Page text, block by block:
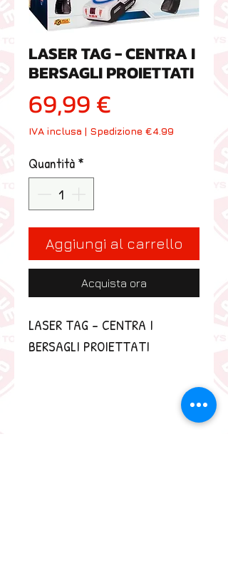
LASER TAG - CENTRA I
BERSAGLI PROIETTATI
69,99 €
IVA inclusa | Spedizione €4.99
Quantità*
Aggiungi al carrello
Acquista ora
LASER TAG - CENTRA I
BERSAGLI PROIETTATI